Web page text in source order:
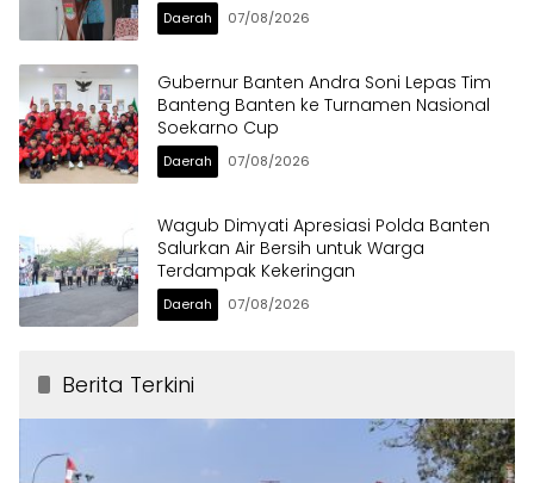
Daerah 07/08/2026
Gubernur Banten Andra Soni Lepas Tim
Banteng Banten ke Turnamen Nasional
Soekarno Cup
Daerah 07/08/2026
Wagub Dimyati Apresiasi Polda Banten
Salurkan Air Bersih untuk Warga
Terdampak Kekeringan
Daerah 07/08/2026
Berita Terkini